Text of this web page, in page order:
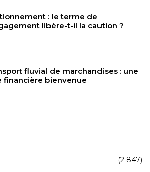
: le terme de
libère-t-il la caution ?
fluvial de marchandises : une
financière bienvenue
(2 847)